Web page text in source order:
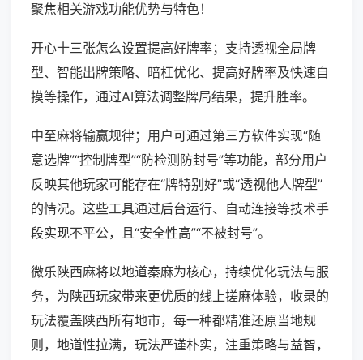
聚焦相关游戏功能优势与特色！
开心十三张怎么设置提高好牌率；支持透视全局牌
型、智能出牌策略、暗杠优化、提高好牌率及快速自
摸等操作，通过AI算法调整牌局结果，提升胜率。
中至麻将输赢规律；用户可通过第三方软件实现“随
意选牌”“控制牌型”“防检测防封号”等功能，部分用户
反映其他玩家可能存在“牌特别好”或“透视他人牌型”
的情况。这些工具通过后台运行、自动连接等技术手
段实现不平公，且“安全性高”“不被封号”。
微乐陕西麻将以地道秦麻为核心，持续优化玩法与服
务，为陕西玩家带来更优质的线上搓麻体验，收录的
玩法覆盖陕西所有地市，每一种都精准还原当地规
则，地道性拉满，玩法严谨朴实，注重策略与益智，